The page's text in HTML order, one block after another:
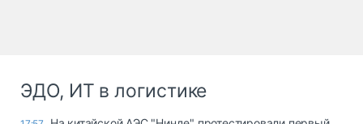
ЭДО, ИТ в логистике